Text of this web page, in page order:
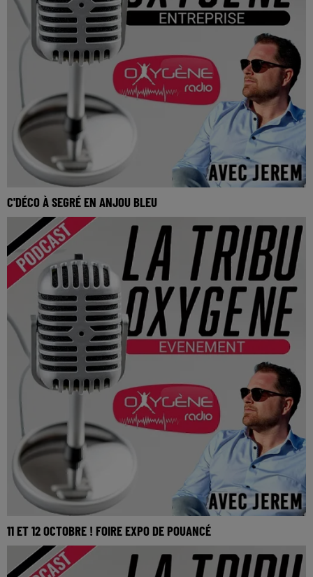
C'DÉCO À SEGRÉ EN ANJOU BLEU
La Tribu Oxygène By Jerem
11 ET 12 OCTOBRE ! FOIRE EXPO DE POUANCÉ
La Tribu Oxygène By Jerem